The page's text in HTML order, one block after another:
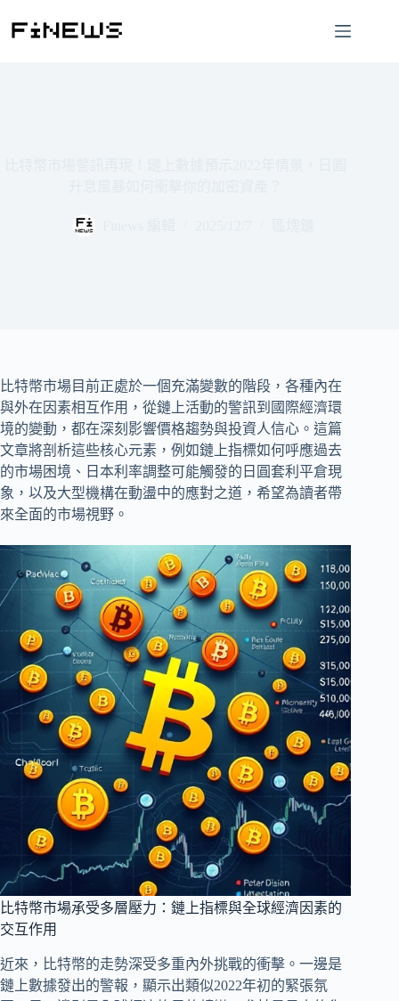
比特幣市場目前正處於一個充滿變數的階段，各種內在
與外在因素相互作用，從鏈上活動的警訊到國際經濟環
境的變動，都在深刻影響價格趨勢與投資人信心。這篇
文章將剖析這些核心元素，例如鏈上指標如何呼應過去
的市場困境、日本利率調整可能觸發的日圓套利平倉現
象，以及大型機構在動盪中的應對之道，希望為讀者帶
來全面的市場視野。
比特幣市場承受多層壓力：鏈上指標與全球經濟因素的
交互作用
近來，比特幣的走勢深受多重內外挑戰的衝擊。一邊是
鏈上數據發出的警報，顯示出類似2022年初的緊張氛